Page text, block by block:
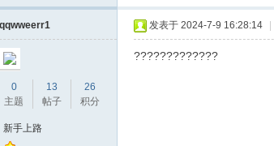
qqwweerr1
0
主题
13
帖子
26
积分
新手上路
发表于 2024-7-9 16:28:14
?????????????